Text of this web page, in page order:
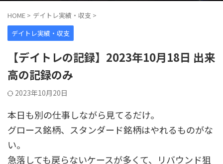
HOME > デイトレ実績・収支 >
デイトレ実績・収支
【デイトレの記録】2023年10月18日 出来
高の記録のみ
2023年10月20日
本日も別の仕事しながら見てるだけ。
グロース銘柄、スタンダード銘柄はやれるものがな
い。
急落しても戻らないケースが多くて、リバウンド狙